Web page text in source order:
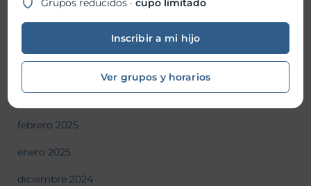
febrero 2025
enero 2025
diciembre 2024
Grupos reducidos ·cupo limitado
Inscribir a mi hijo
Ver grupos y horarios